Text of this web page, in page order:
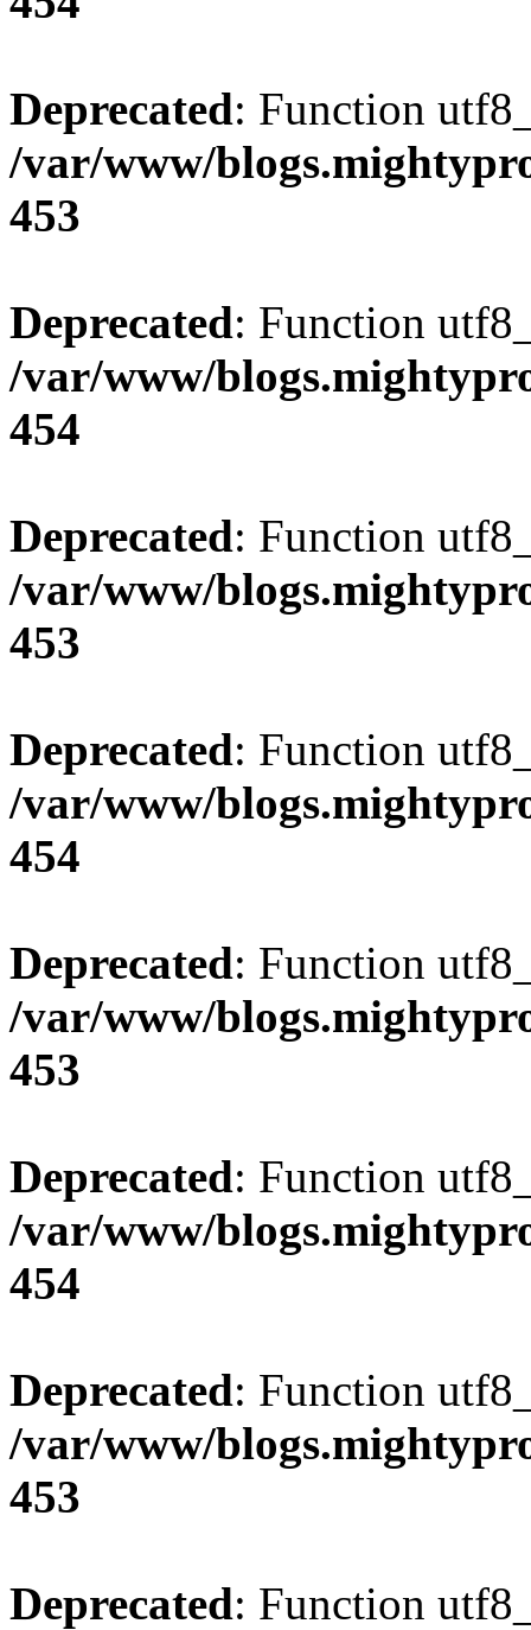
Deprecated: Function
/var/www/
453
Deprecated: Function
/var/www/
454
Deprecated: Function
/var/www/
453
Deprecated: Function
/var/www/
454
Deprecated: Function
/var/www/
453
Deprecated: Function
/var/www/
454
Deprecated: Function
/var/www/
453
Deprecated: Function